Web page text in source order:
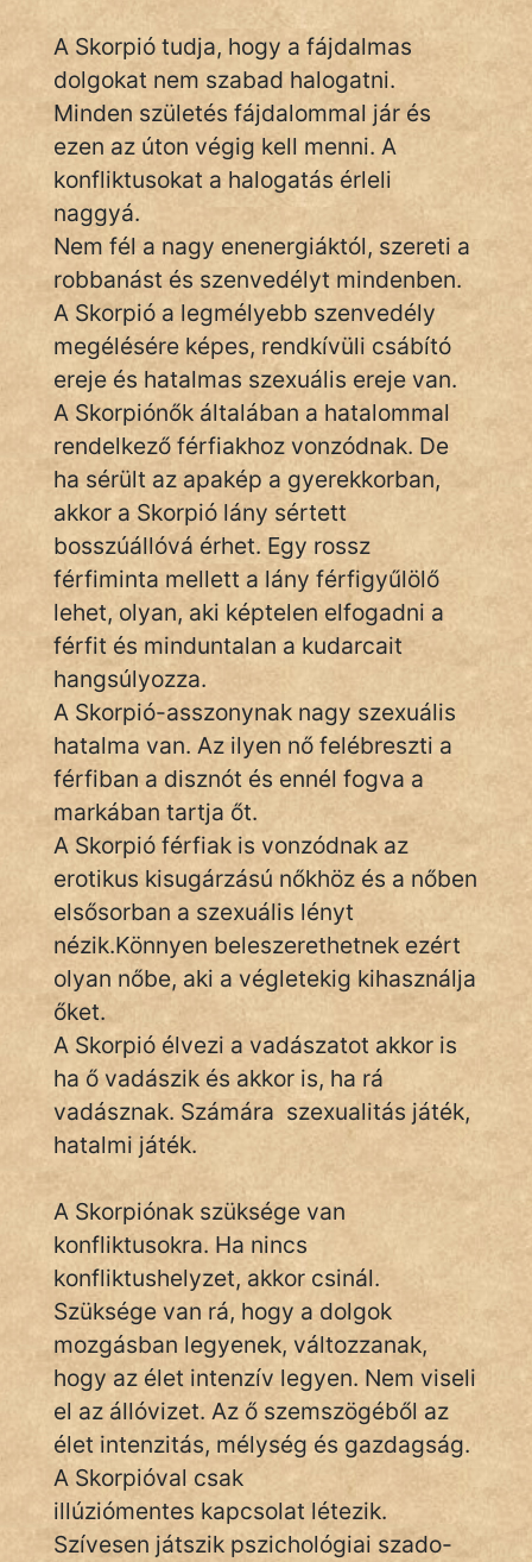
A Skorpió tudja, hogy a fájdalmas
dolgokat nem szabad halogatni.
Minden születés fájdalommal jár és
ezen az úton végig kell menni. A
konfliktusokat a halogatás érleli
naggyá.
Nem fél a nagy enenergiáktól, szereti a
robbanást és szenvedélyt mindenben.
A Skorpió a legmélyebb szenvedély
megélésére képes, rendkívüli csábító
ereje és hatalmas szexuális ereje van.
A Skorpiónők általában a hatalommal
rendelkező férfiakhoz vonzódnak. De
ha sérült az apakép a gyerekkorban,
akkor a Skorpió lány sértett
bosszúállóvá érhet. Egy rossz
férfiminta mellett a lány férfigyűlölő
lehet, olyan, aki képtelen elfogadni a
férfit és minduntalan a kudarcait
hangsúlyozza.
A Skorpió-asszonynak nagy szexuális
hatalma van. Az ilyen nő felébreszti a
férfiban a disznót és ennél fogva a
markában tartja őt.
A Skorpió férfiak is vonzódnak az
erotikus kisugárzású nőkhöz és a nőben
elsősorban a szexuális lényt
nézik.Könnyen beleszerethetnek ezért
olyan nőbe, aki a végletekig kihasználja
őket.
A Skorpió élvezi a vadászatot akkor is
ha ő vadászik és akkor is, ha rá
vadásznak. Számára szexualitás játék,
hatalmi játék.
A Skorpiónak szüksége van
konfliktusokra. Ha nincs
konfliktushelyzet, akkor csinál.
Szüksége van rá, hogy a dolgok
mozgásban legyenek, változzanak,
hogy az élet intenzív legyen. Nem viseli
el az állóvizet. Az ő szemszögéből az
élet intenzitás, mélység és gazdagság.
A Skorpióval csak
illúziómentes kapcsolat létezik.
Szívesen játszik pszichológiai szado-